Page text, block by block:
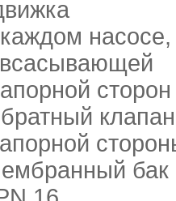
насосе,
сторон
клапан
бак